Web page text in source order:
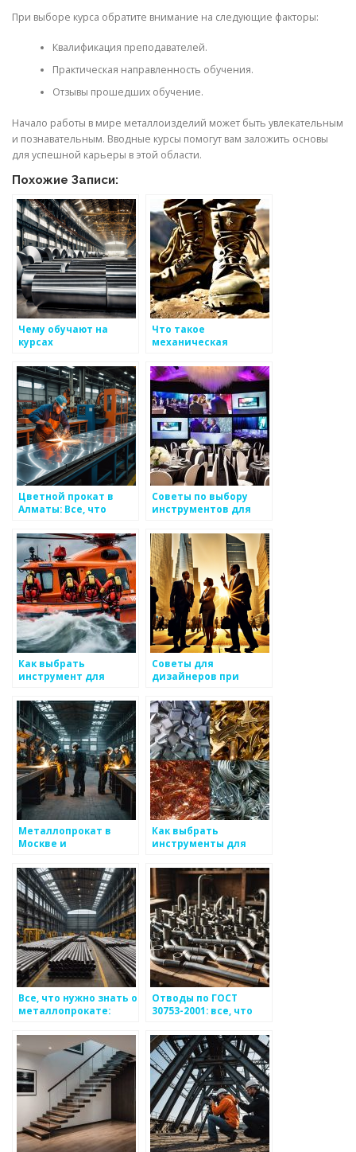
При выборе курса обратите внимание на следующие факторы:
Квалификация преподавателей.
Практическая направленность обучения.
Отзывы прошедших обучение.
Начало работы в мире металлоизделий может быть увлекательным
и познавательным. Вводные курсы помогут вам заложить основы
для успешной карьеры в этой области.
Похожие Записи:
Чему обучают на
курсах
Что такое
механическая
применяется к
металлоизделиям
Цветной прокат в
Алматы: Все, что
покупкой
Советы по выбору
инструментов для
Как выбрать
инструмент для
Советы для
дизайнеров при
металлоизделий
Металлопрокат в
Москве и
нужно знать о ГК
«Феникс»
Как выбрать
инструменты для
Все, что нужно знать о
металлопрокате:
выбор
Отводы по ГОСТ
30753-2001: все, что